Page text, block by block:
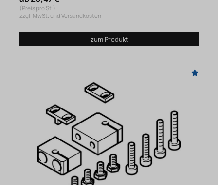
(Preis pro St.)
zzgl. MwSt. und Versandkosten
zum Produkt